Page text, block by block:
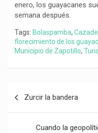
enero, los guayacanes
semana después.
Tags: Bolaspamba,
florecimiento de los
Municipio de Zapotillo,
entradas
Zurcir la bandera
Cuando la